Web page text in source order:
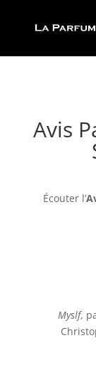
Avis
Écouter l’
Myslf,